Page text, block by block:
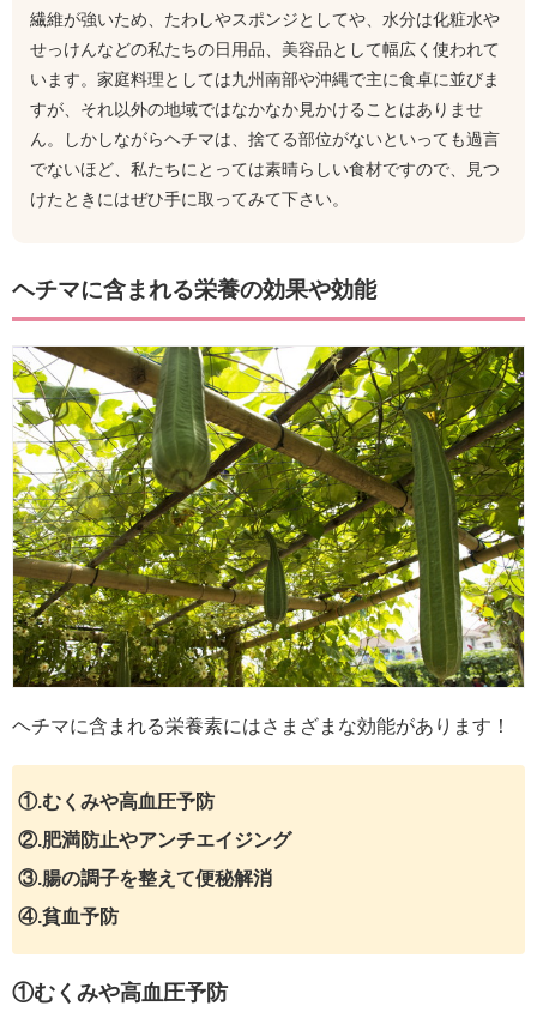
繊維が強いため、たわしやスポンジとしてや、水分は化粧水や
せっけんなどの私たちの日用品、美容品として幅広く使われて
います。家庭料理としては九州南部や沖縄で主に食卓に並びま
すが、それ以外の地域ではなかなか見かけることはありませ
ん。しかしながらヘチマは、捨てる部位がないといっても過言
でないほど、私たちにとっては素晴らしい食材ですので、見つ
けたときにはぜひ手に取ってみて下さい。
ヘチマに含まれる栄養の効果や効能
ヘチマに含まれる栄養素にはさまざまな効能があります！
①.むくみや高血圧予防
②.肥満防止やアンチエイジング
③.腸の調子を整えて便秘解消
④.貧血予防
①むくみや高血圧予防